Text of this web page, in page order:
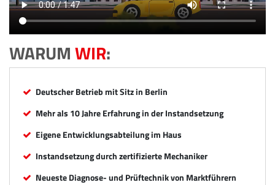
WARUMWIR:
Deutscher Betrieb mit Sitz in Berlin
Mehr als 10 Jahre Erfahrung in der Instandsetzung
Eigene Entwicklungsabteilung im Haus
Instandsetzung durch zertifizierte Mechaniker
Neueste Diagnose- und Prüftechnik von Marktführern